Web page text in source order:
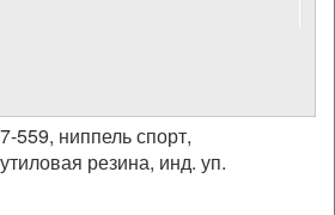
559, ниппель спорт,
резина, инд. уп.